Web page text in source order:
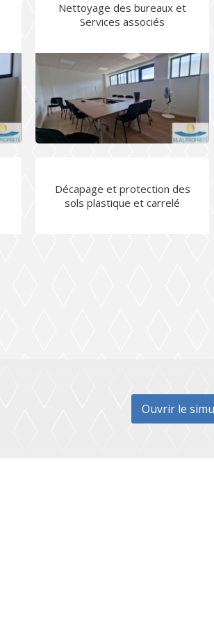
Nettoyage des bureaux et
Services associés
Décapage et protection des
sols plastique et carrelé
Ouvrir le